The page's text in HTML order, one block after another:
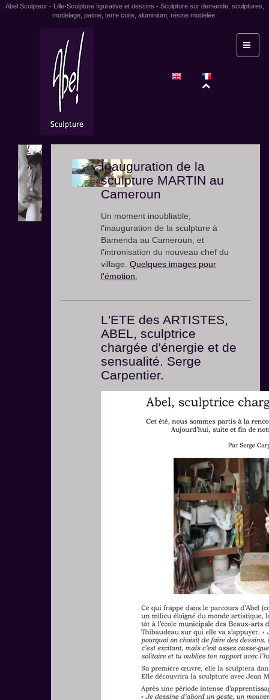
Abel Sculpteur - Lille-Sculpture figurative et dessins - Sculpture sur demande, sculptures,
modelage, patine, terre cuite, aluminium, résine modelée.
Inauguration de la
sculpture MARTIN au
Cameroun
Un moment inoubliable,
l'inauguration de la sculpture à
Bamenda au Cameroun, et
l'intronisation du nouveau chef du
village. Quelques images pour
l'émotion.
L'ETE des ARTISTES,
ABEL, sculptrice
chargée d'énergie et de
sensualité. Serge
Carpentier.